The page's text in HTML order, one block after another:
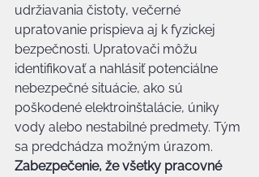
udržiavania čistoty, večerné
upratovanie prispieva aj k fyzickej
bezpečnosti. Upratovači môžu
identifikovať a nahlásiť potenciálne
nebezpečné situácie, ako sú
poškodené elektroinštalácie, úniky
vody alebo nestabilné predmety. Tým
sa predchádza možným úrazom.
Zabezpečenie, že všetky pracovné